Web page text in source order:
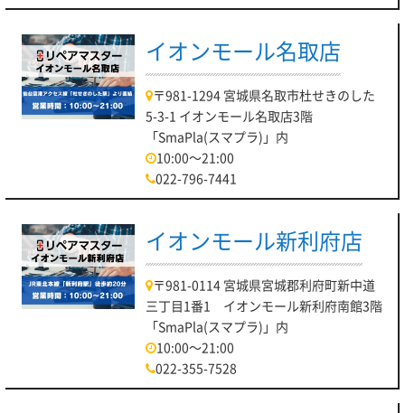
イオンモール名取店
〒981-1294 宮城県名取市杜せきのした
5-3-1 イオンモール名取店3階
「SmaPla(スマプラ)」内
10:00～21:00
022-796-7441
イオンモール新利府店
〒981-0114 宮城県宮城郡利府町新中道
三丁目1番1 イオンモール新利府南館3階
「SmaPla(スマプラ)」内
10:00～21:00
022-355-7528